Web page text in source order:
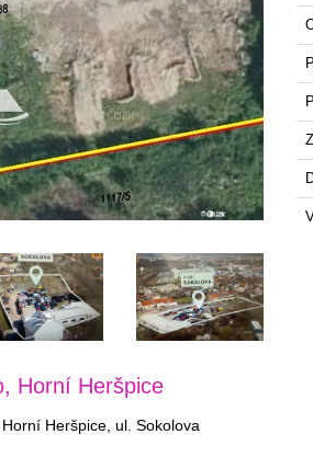
Horní Heršpice
Heršpice, ul. Sokolova